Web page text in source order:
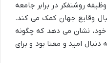
روشنفکر در برابر جامعه
وقایع جهان کمک می کند.
خود، نشان می دهد که چگونه
امید و معنا بود و برای